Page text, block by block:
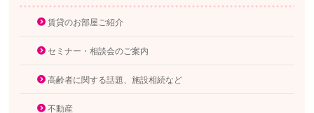
賃貸のお部屋ご紹介
セミナー・相談会のご案内
高齢者に関する話題、施設相続など
不動産